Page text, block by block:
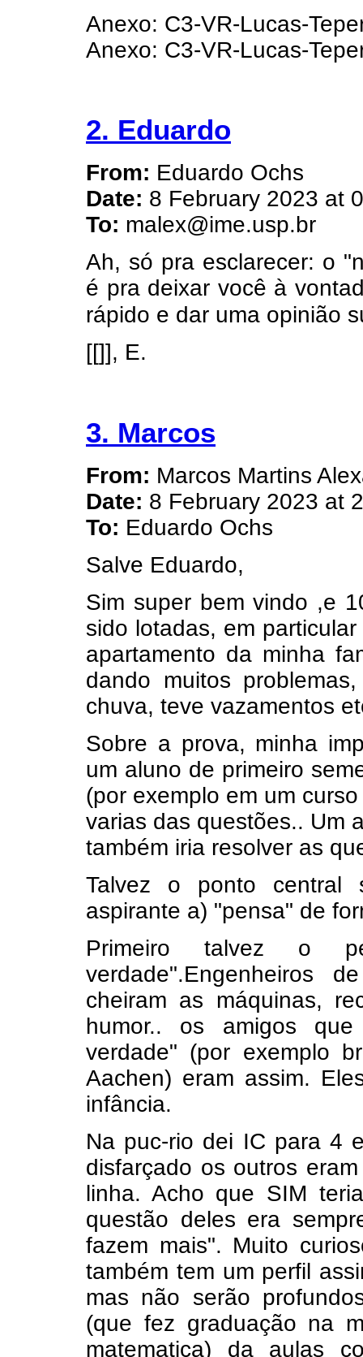
Anexo: C3-VR-Lucas-
Anexo: C3-VR-Lucas-
2. Eduardo
From: Eduardo Ochs
Date: 8 February 2023 at
To: malex@ime.usp.br
Ah, só pra esclarecer: o
é pra deixar você à
rápido e dar uma opinião
[[]], E.
3. Marcos
From: Marcos Martins
Date: 8 February 2023 at
To: Eduardo Ochs
Salve Eduardo,
Sim super bem vindo ,e
sido lotadas, em
apartamento da minha
dando muitos
chuva, teve vazamentos
Sobre a prova, minha
um aluno de primeiro
(por exemplo em um
varias das questões.. Um
também iria resolver as
Talvez o ponto central
aspirante a) "pensa" de
Primeiro talvez o
verdade".Engenheiros
cheiram as máquinas,
humor.. os amigos
verdade" (por exemplo
Aachen) eram assim.
infância.
Na puc-rio dei IC para 4
disfarçado os outros
linha. Acho que SIM
questão deles era
fazem mais". Muito
também tem um perfil
mas não serão
(que fez graduação na
matematica) da aulas